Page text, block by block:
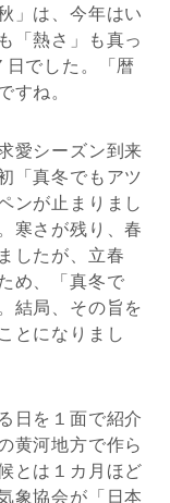
」は、今年はい
「熱さ」も真っ
でした。「暦
ね。
愛シーズン到来
「真冬でもアツ
ンが止まりまし
寒さが残り、春
したが、立春
め、「真冬で
結局、その旨を
とになりまし
日を１面で紹介
黄河地方で作ら
とは１カ月ほど
象協会が「日本